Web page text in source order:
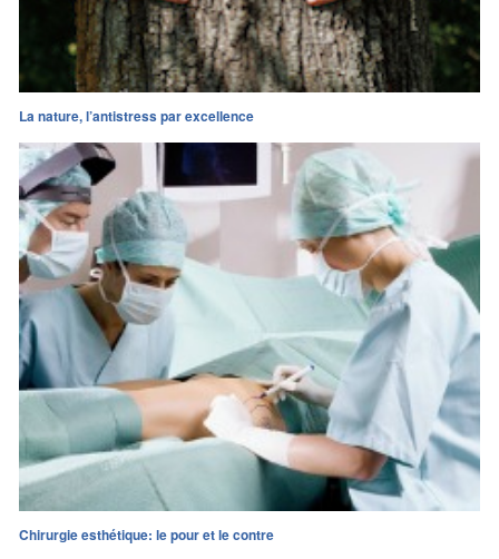
La nature, l’antistress par excellence
Chirurgie esthétique: le pour et le contre